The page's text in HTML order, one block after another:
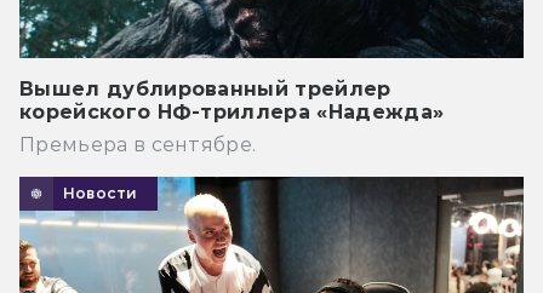
Вышел дублированный трейлер
корейского НФ-триллера «Надежда»
Премьера в сентябре.
Новости